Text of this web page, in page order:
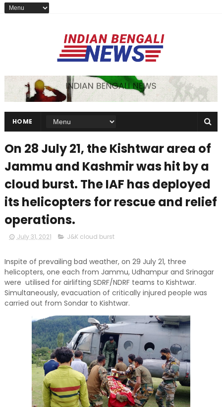
HOME
On 28 July 21, the Kishtwar area of
Jammu and Kashmir was hit by a
cloud burst. The IAF has deployed
its helicopters for rescue and relief
operations.
July 31, 2021 J&K cloud burst
Inspite of prevailing bad weather, on 29 July 21, three
helicopters, one each from Jammu, Udhampur and Srinagar
were utilised for airlifting SDRF/NDRF teams to Kishtwar.
Simultaneously, evacuation of critically injured people was
carried out from Sondar to Kishtwar.